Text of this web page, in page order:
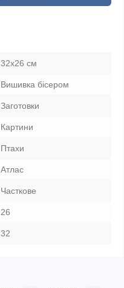
32х26 см
Вишивка бісером
Заготовки
Картини
Птахи
Атлас
Часткове
26
32